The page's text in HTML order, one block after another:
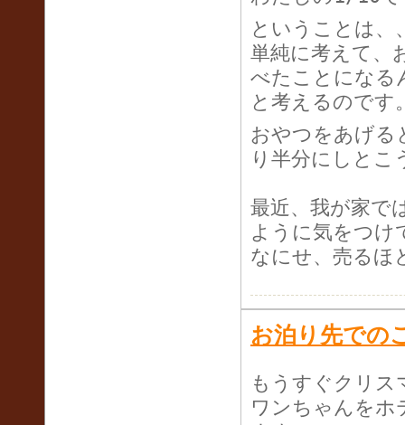
ということは、
単純に考えて、
べたことになる
と考えるのです
おやつをあげる
り半分にしとこ
最近、我が家で
ように気をつけ
なにせ、売るほ
お泊り先での
もうすぐクリス
ワンちゃんをホ